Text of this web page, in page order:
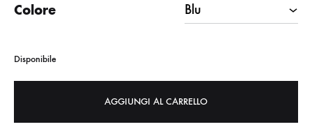
Colore
Disponibile
AGGIUNGI AL CARRELLO